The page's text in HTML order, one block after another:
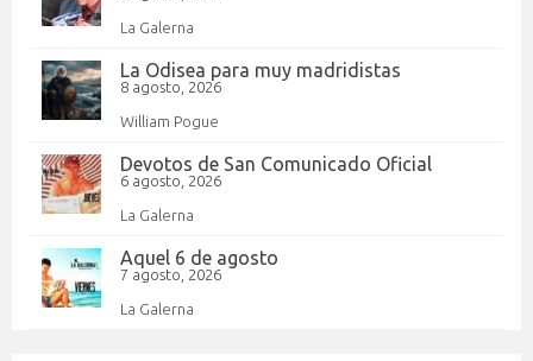
La Galerna
La Odisea para muy madridistas
8 agosto, 2026
William Pogue
Devotos de San Comunicado Oficial
6 agosto, 2026
La Galerna
Aquel 6 de agosto
7 agosto, 2026
La Galerna